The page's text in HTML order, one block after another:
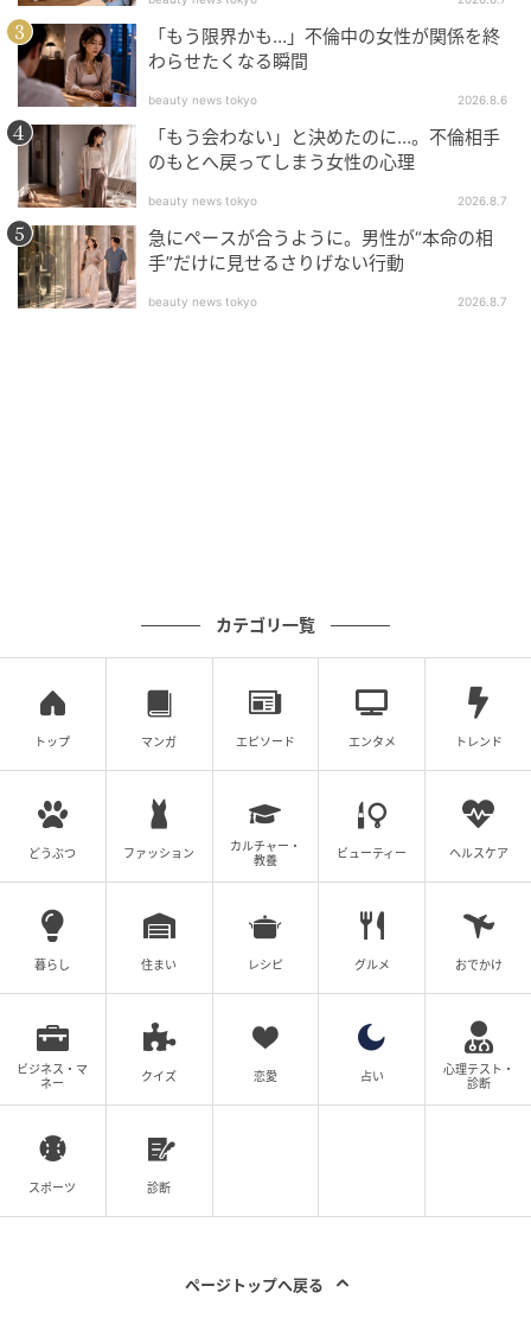
ベビーカレンダー／ウーマンカレンダー編集室
クリエイター情報
ベビーカレンダー
ベビーカレンダーは妊娠・出産・育児の情報サイト
です。みんなのクチコミや体験談から産婦人科検
索、おでかけ情報、離乳食レシピまで。月間利用者1
000万人以上。
「もう限界かも…」不倫中の女性が関係を終
わらせたくなる瞬間
beauty news tokyo 2026.8.6
「もう会わない」と決めたのに…。不倫相手
のもとへ戻ってしまう女性の心理
beauty news tokyo 2026.8.7
急にペースが合うように。男性が“本命の相
手”だけに見せるさりげない行動
beauty news tokyo 2026.8.7
カテゴリ一覧
トップ マンガ エピソード エンタメ トレンド
どうぶつ ファッション
カルチャー・
教養
ビューティー ヘルスケア
暮らし 住まい レシピ グルメ おでかけ
ビジネス・マ
ネー
クイズ 恋愛 占い
心理テスト・
診断
スポーツ 診断
ページトップへ戻る